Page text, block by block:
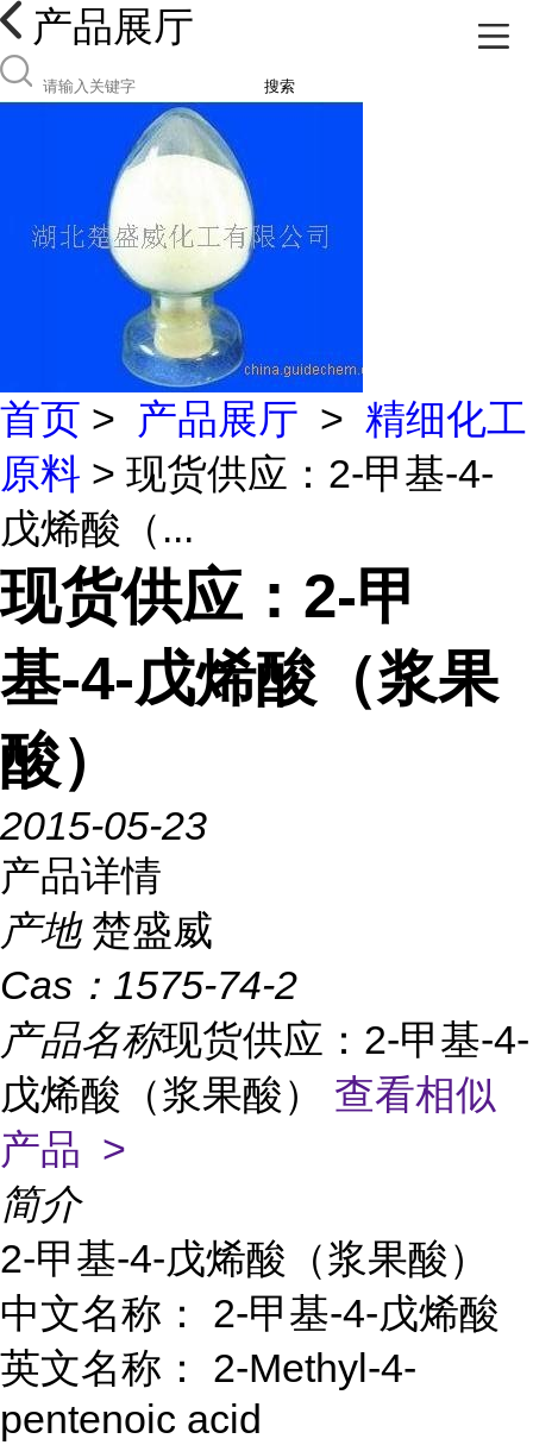
产品展厅
搜索
首页 > 产品展厅 > 精细化工
原料 > 现货供应：2-甲基-4-
戊烯酸（...
现货供应：2-甲
基-4-戊烯酸（浆果
酸）
2015-05-23
产品详情
产地 楚盛威
Cas： 1575-74-2
产品名称现货供应：2-甲基-4-
戊烯酸（浆果酸） 查看相似
产品 >
简介
2-甲基-4-戊烯酸（浆果酸）
中文名称： 2-甲基-4-戊烯酸
英文名称： 2-Methyl-4-
pentenoic acid